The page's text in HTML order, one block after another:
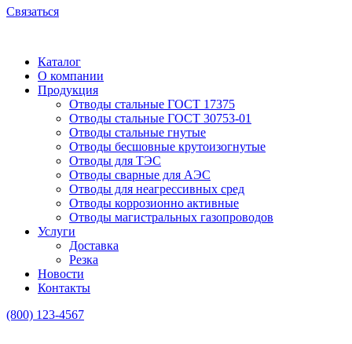
Связаться
Каталог
О компании
Продукция
Отводы стальные ГОСТ 17375
Отводы стальные ГОСТ 30753-01
Отводы стальные гнутые
Отводы бесшовные крутоизогнутые
Отводы для ТЭС
Отводы сварные для АЭС
Отводы для неагрессивных сред
Отводы коррозионно активные
Отводы магистральных газопроводов
Услуги
Доставка
Резка
Новости
Контакты
(800) 123-4567